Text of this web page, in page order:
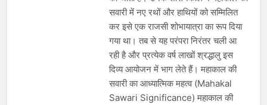
सवारी में नए रथों और हाथियों को सम्मिलित
कर इसे एक राजसी शोभायात्रा का रूप दिया
गया था। तब से यह परंपरा निरंतर चली आ
रही है और प्रत्येक वर्ष लाखों श्रद्धालु इस
दिव्य आयोजन में भाग लेते हैं। महाकाल की
सवारी का आध्यात्मिक महत्व (Mahakal
Sawari Significance) महाकाल की